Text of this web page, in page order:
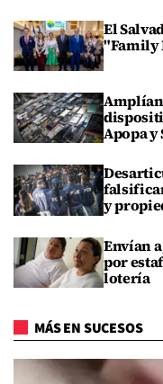
El
"Family
Apopa y
y
Envían
por
lotería
MÁS EN SUCESOS